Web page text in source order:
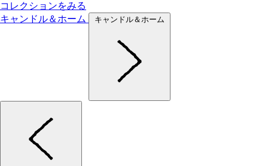
コレクションをみる
キャンドル＆ホーム
キャンドル＆ホーム